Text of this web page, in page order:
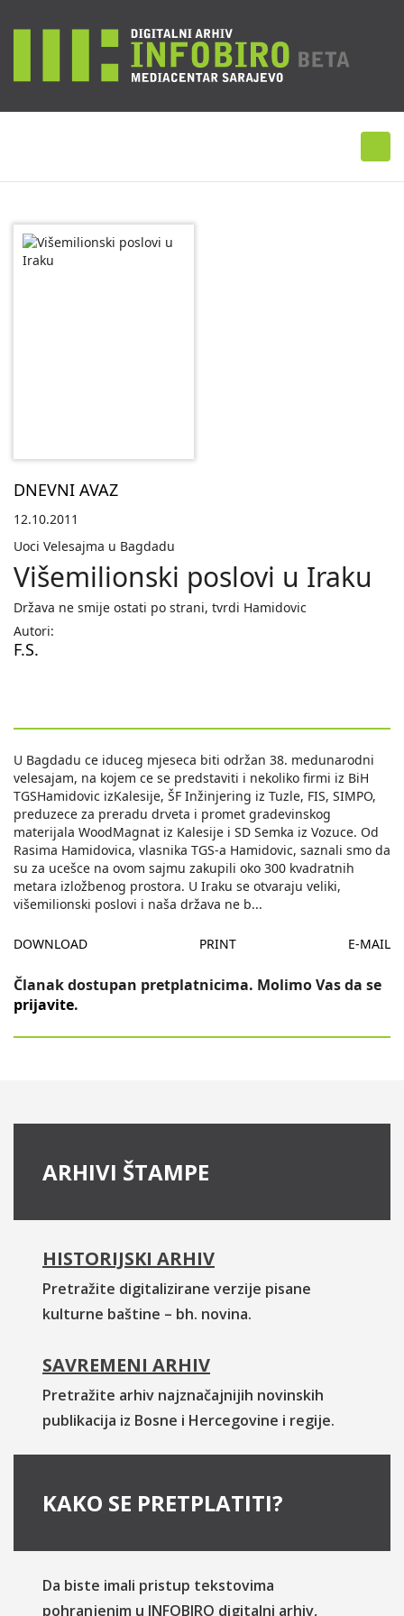
DNEVNI AVAZ
12.10.2011
Uoci Velesajma u Bagdadu
Višemilionski poslovi u Iraku
Država ne smije ostati po strani, tvrdi Hamidovic
Autori:
F.S.
U Bagdadu ce iduceg mjeseca biti održan 38. medunarodni
velesajam, na kojem ce se predstaviti i nekoliko firmi iz BiH
TGSHamidovic izKalesije, ŠF Inžinjering iz Tuzle, FIS, SIMPO,
preduzece za preradu drveta i promet gradevinskog
materijala WoodMagnat iz Kalesije i SD Semka iz Vozuce. Od
Rasima Hamidovica, vlasnika TGS-a Hamidovic, saznali smo da
su za ucešce na ovom sajmu zakupili oko 300 kvadratnih
metara izložbenog prostora. U Iraku se otvaraju veliki,
višemilionski poslovi i naša država ne b...
DOWNLOAD PRINT E-MAIL
Članak dostupan pretplatnicima. Molimo Vas da se
prijavite.
ARHIVI ŠTAMPE
HISTORIJSKI ARHIV
Pretražite digitalizirane verzije pisane
kulturne baštine – bh. novina.
SAVREMENI ARHIV
Pretražite arhiv najznačajnijih novinskih
publikacija iz Bosne i Hercegovine i regije.
KAKO SE PRETPLATITI?
Da biste imali pristup tekstovima
pohranjenim u INFOBIRO digitalni arhiv,